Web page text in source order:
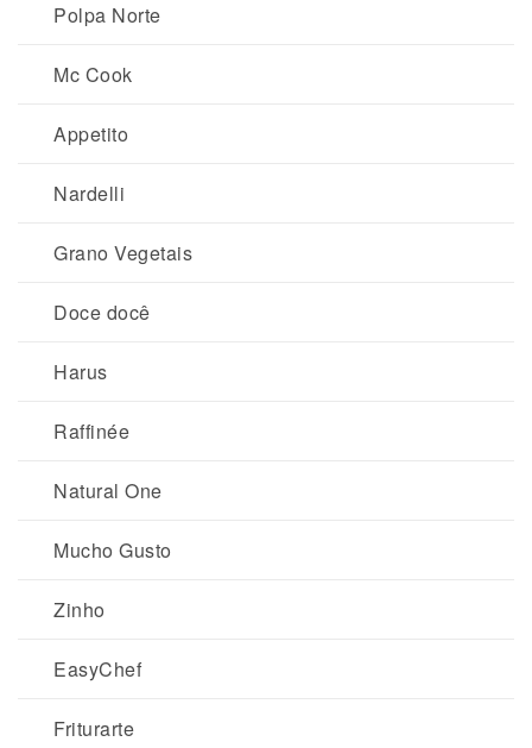
Polpa Norte
Mc Cook
Appetito
Nardelli
Grano Vegetais
Doce docê
Harus
Raffinée
Natural One
Mucho Gusto
Zinho
EasyChef
Friturarte